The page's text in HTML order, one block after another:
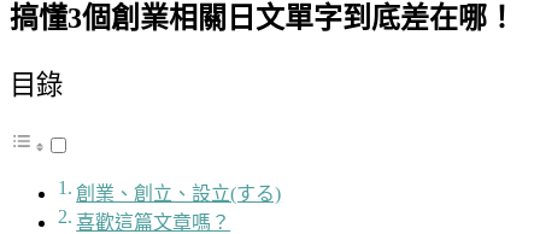
搞懂3個創業相關日文單字到底差在哪！
目錄
創業、創立、設立(する)
喜歡這篇文章嗎？